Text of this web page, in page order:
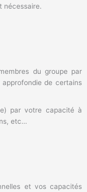
nécessaire.
du groupe par
de certains
par votre capacité à
etc…
et vos capacités